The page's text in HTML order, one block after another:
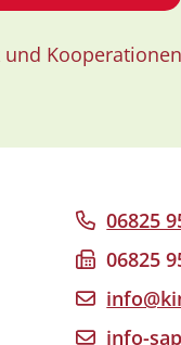
und Kooperationen
06825
06825
info-